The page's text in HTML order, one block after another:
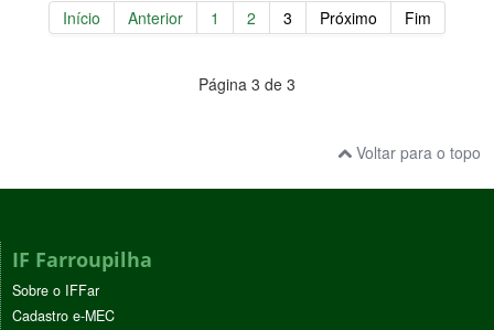
Início Anterior 1 2 3 Próximo Fim
Página 3 de 3
Voltar para o topo
IF Farroupilha
Sobre o IFFar
Cadastro e-MEC